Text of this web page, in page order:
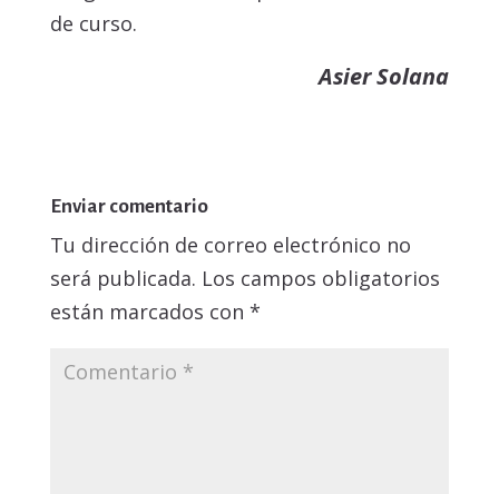
de curso.
Asier Solana
Enviar comentario
Tu dirección de correo electrónico no
será publicada. Los campos obligatorios
están marcados con *